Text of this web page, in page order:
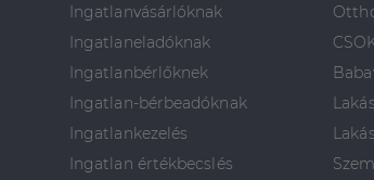
Ingatlanvásárlóknak
Ingatlaneladóknak
Ingatlanbérlőknek
Ingatlan-bérbeadóknak
Ingatlankezelés
Ingatlan értékbecslés